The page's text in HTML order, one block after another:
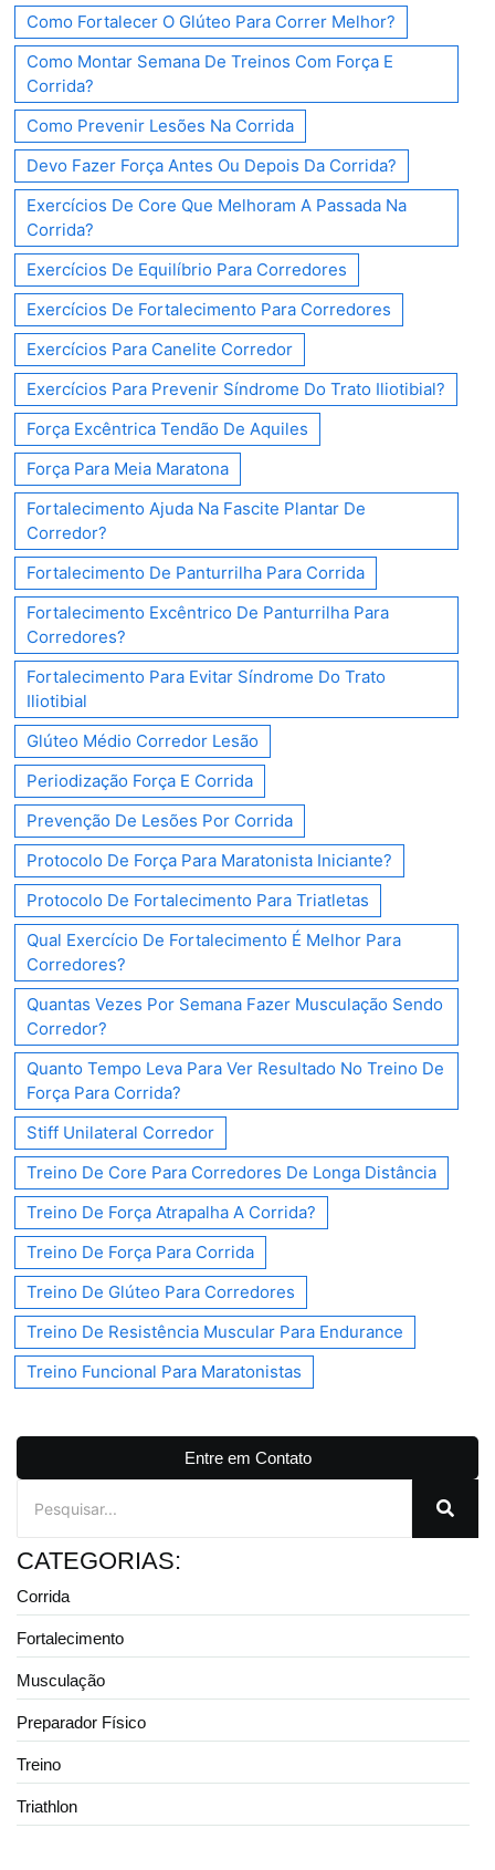
Como Fortalecer O Glúteo Para Correr Melhor?
Como Montar Semana De Treinos Com Força E
Corrida?
Como Prevenir Lesões Na Corrida
Devo Fazer Força Antes Ou Depois Da Corrida?
Exercícios De Core Que Melhoram A Passada Na
Corrida?
Exercícios De Equilíbrio Para Corredores
Exercícios De Fortalecimento Para Corredores
Exercícios Para Canelite Corredor
Exercícios Para Prevenir Síndrome Do Trato Iliotibial?
Força Excêntrica Tendão De Aquiles
Força Para Meia Maratona
Fortalecimento Ajuda Na Fascite Plantar De
Corredor?
Fortalecimento De Panturrilha Para Corrida
Fortalecimento Excêntrico De Panturrilha Para
Corredores?
Fortalecimento Para Evitar Síndrome Do Trato
Iliotibial
Glúteo Médio Corredor Lesão
Periodização Força E Corrida
Prevenção De Lesões Por Corrida
Protocolo De Força Para Maratonista Iniciante?
Protocolo De Fortalecimento Para Triatletas
Qual Exercício De Fortalecimento É Melhor Para
Corredores?
Quantas Vezes Por Semana Fazer Musculação Sendo
Corredor?
Quanto Tempo Leva Para Ver Resultado No Treino De
Força Para Corrida?
Stiff Unilateral Corredor
Treino De Core Para Corredores De Longa Distância
Treino De Força Atrapalha A Corrida?
Treino De Força Para Corrida
Treino De Glúteo Para Corredores
Treino De Resistência Muscular Para Endurance
Treino Funcional Para Maratonistas
Entre em Contato
CATEGORIAS:
Corrida
Fortalecimento
Musculação
Preparador Físico
Treino
Triathlon